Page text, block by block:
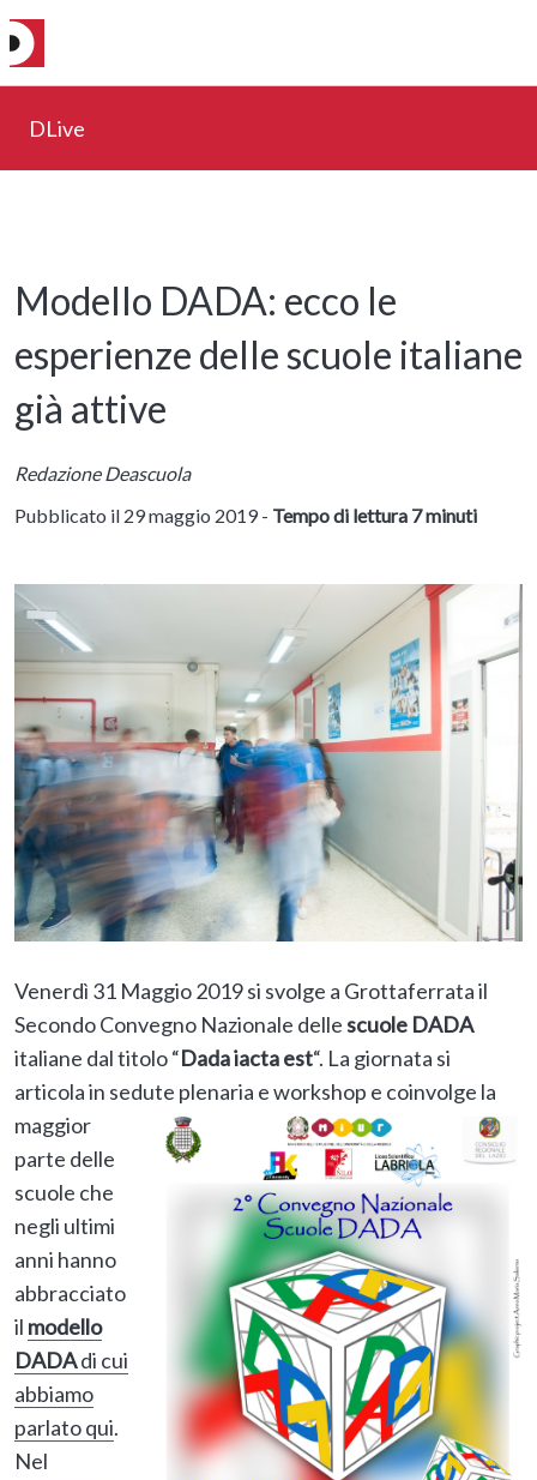
DLive
Modello DADA: ecco le
esperienze delle scuole italiane
già attive
Redazione Deascuola
Pubblicato il 29 maggio 2019 - Tempo di lettura 7 minuti
Venerdì 31 Maggio 2019 si svolge a Grottaferrata il
Secondo Convegno Nazionale dellescuole DADA
italiane dal titolo “Dada iacta est“. La giornata si
articola in sedute plenaria e workshop e coinvolge la
maggior
parte delle
scuole che
negli ultimi
anni hanno
abbracciato
il modello
DADAdi cui
abbiamo
parlato qui.
Nel